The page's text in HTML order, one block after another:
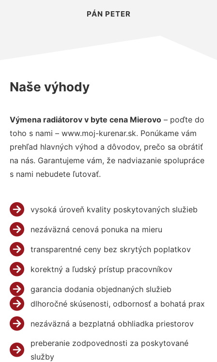
PÁN PETER
Naše výhody
Výmena radiátorov v byte cena Mierovo – poďte do
toho s nami – www.moj-kurenar.sk. Ponúkame vám
prehľad hlavných výhod a dôvodov, prečo sa obrátiť
na nás. Garantujeme vám, že nadviazanie spolupráce
s nami nebudete ľutovať.
vysoká úroveň kvality poskytovaných služieb
nezáväzná cenová ponuka na mieru
transparentné ceny bez skrytých poplatkov
korektný a ľudský prístup pracovníkov
garancia dodania objednaných služieb
dlhoročné skúsenosti, odbornosť a bohatá prax
nezáväzná a bezplatná obhliadka priestorov
preberanie zodpovednosti za poskytované
služby